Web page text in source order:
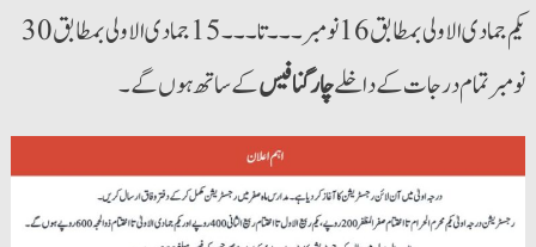
یکم جمادی الاولی بمطابق 16 نومبر۔۔۔ تا۔۔۔ 15 جمادی الاولی بمطابق 30
نومبر تمام درجات کے داخلےچار گنا فیسکے ساتھ ہوں گے۔